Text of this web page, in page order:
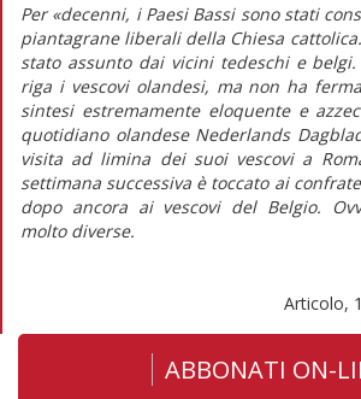
Per «decenni, i Paesi Bassi sono stati
piantagrane liberali della Chiesa
stato assunto dai vicini tedeschi e
riga i vescovi olandesi, ma non ha
sintesi estremamente eloquente e
quotidiano olandese Nederlands
visita ad limina dei suoi vescovi a
settimana successiva è toccato ai
dopo ancora ai vescovi del Belgio.
molto diverse.
Articolo,
ABBONATI ON-